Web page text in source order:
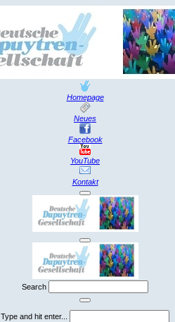
Homepage
Neues
Facebook
YouTube
Kontakt
Search
Type and hit enter...